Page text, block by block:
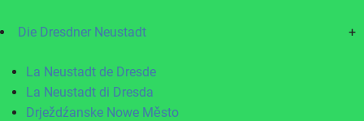
Die Dresdner Neustadt +
La Neustadt de Dresde
La Neustadt di Dresda
Drježdźanske Nowe Město